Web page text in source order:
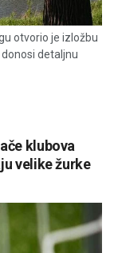
otvorio je izložbu
donosi detaljnu
klubova
velike žurke